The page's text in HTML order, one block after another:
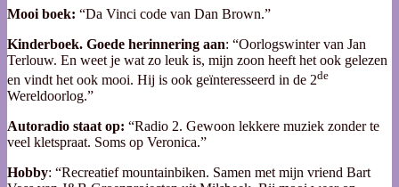
Mooi boek: “Da Vinci code van Dan Brown.”
Kinderboek. Goede herinnering aan: “Oorlogswinter van Jan
Terlouw. En weet je wat zo leuk is, mijn zoon heeft het ook gelezen
en vindt het ook mooi. Hij is ook geïnteresseerd in de 2de
Wereldoorlog.”
Autoradio staat op: “Radio 2. Gewoon lekkere muziek zonder te
veel kletspraat. Soms op Veronica.”
Hobby: “Recreatief mountainbiken. Samen met mijn vriend Bart